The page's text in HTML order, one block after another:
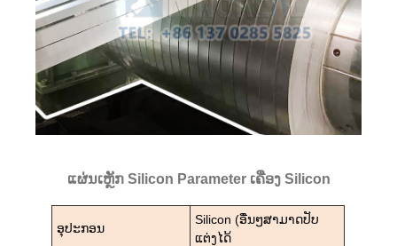
ແຜ່ນເຫຼັກ Silicon Parameter ເຄື່ອງ Silicon
ອຸປະກອນ
Silicon (ອື່ນໆສາມາດປັບ
ແຕ່ງໄດ້